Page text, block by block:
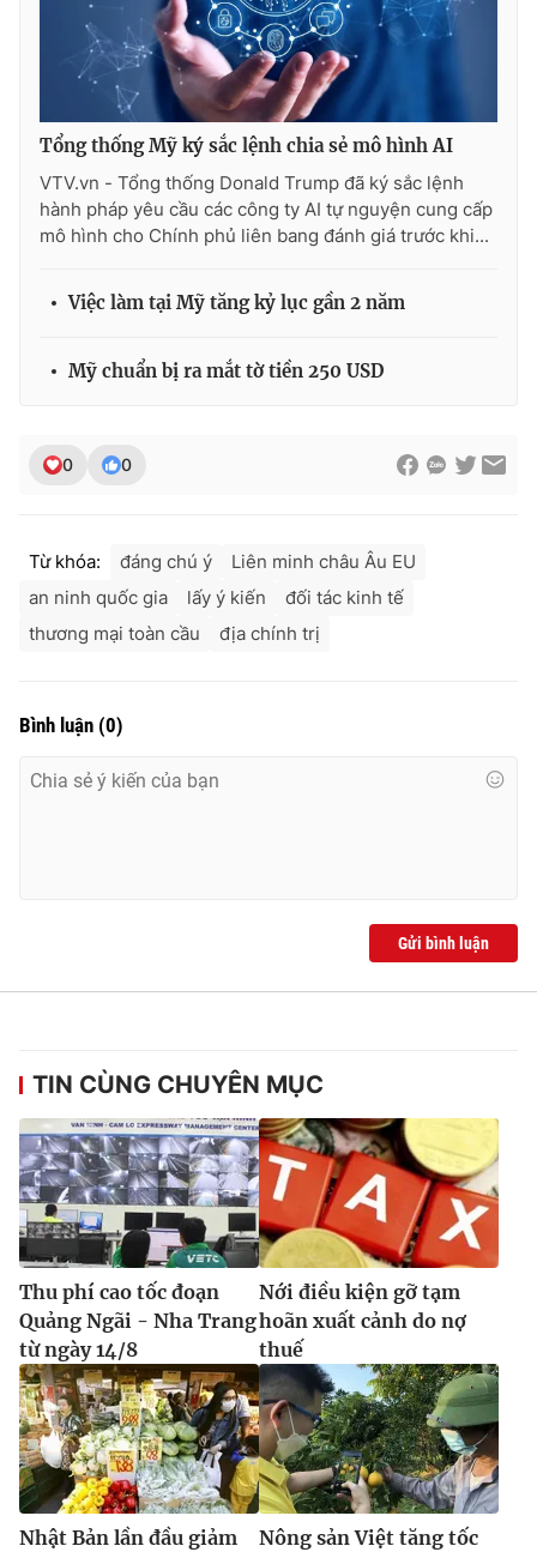
Ðiện thoại Thời báo VTV:024.66 897 897
toasoan@vtv.vn
Liên hệ quảng cáo:024-7300.7108
thuận bằng văn bản. Ghi rõ nguồn VTV.vn khi phát hành lại
thông tin từ website này.
Tổng thống Mỹ ký sắc lệnh chia sẻ mô hình AI
VTV.vn - Tổng thống Donald Trump đã ký sắc lệnh
hành pháp yêu cầu các công ty AI tự nguyện cung cấp
mô hình cho Chính phủ liên bang đánh giá trước khi...
Việc làm tại Mỹ tăng kỷ lục gần 2 năm
Mỹ chuẩn bị ra mắt tờ tiền 250 USD
0 0
Từ khóa: đáng chú ý
Liên minh châu Âu EU
an ninh quốc gia
lấy ý kiến
đối tác kinh tế
thương mại toàn cầu
địa chính trị
Bình luận (0)
Gửi bình luận
TIN CÙNG CHUYÊN MỤC
Thu phí cao tốc đoạn
Quảng Ngãi - Nha Trang
từ ngày 14/8
Nới điều kiện gỡ tạm
hoãn xuất cảnh do nợ
thuế
Nhật Bản lần đầu giảm
Nông sản Việt tăng tốc